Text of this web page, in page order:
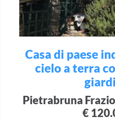
Casa di paese
cielo a terra
Pietrabruna
€